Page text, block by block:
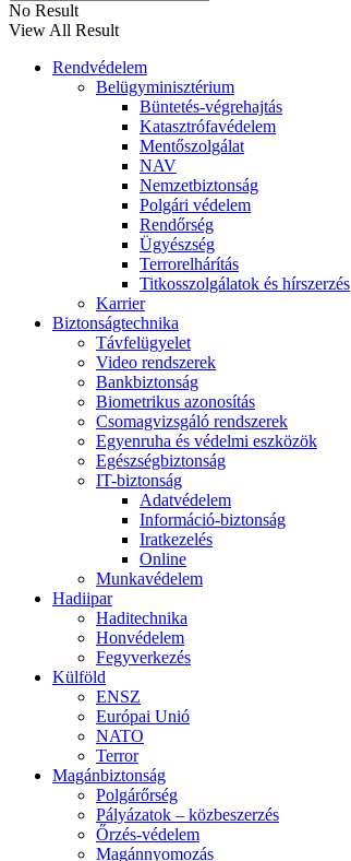
No Result
View All Result
Rendvédelem
Belügyminisztérium
Büntetés-végrehajtás
Katasztrófavédelem
Mentőszolgálat
NAV
Nemzetbiztonság
Polgári védelem
Rendőrség
Ügyészség
Terrorelhárítás
Titkosszolgálatok és hírszerzés
Karrier
Biztonságtechnika
Távfelügyelet
Video rendszerek
Bankbiztonság
Biometrikus azonosítás
Csomagvizsgáló rendszerek
Egyenruha és védelmi eszközök
Egészségbiztonság
IT-biztonság
Adatvédelem
Információ-biztonság
Iratkezelés
Online
Munkavédelem
Hadiipar
Haditechnika
Honvédelem
Fegyverkezés
Külföld
ENSZ
Európai Unió
NATO
Terror
Magánbiztonság
Polgárőrség
Pályázatok – közbeszerzés
Őrzés-védelem
Magánnyomozás